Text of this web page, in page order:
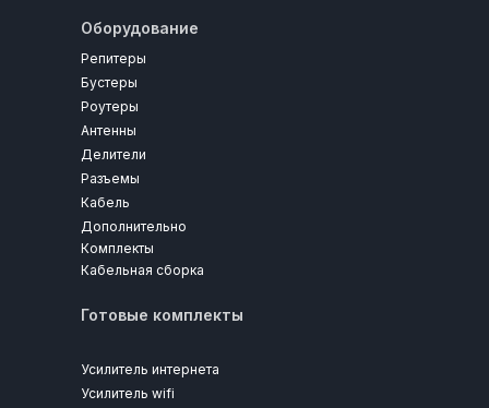
Готовые комплекты
Оборудование
Репитеры
Бустеры
Роутеры
Антенны
Делители
Разъемы
Кабель
Дополнительно
Усилитель интернета
Усилитель wifi
Кабельная сборка
Комплекты